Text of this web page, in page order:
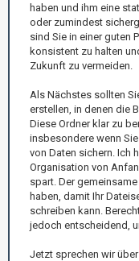
haben und ihm eine
oder zumindest
sind Sie in einer guten
konsistent zu halten
Zukunft zu vermeiden.
Als Nächstes sollten
erstellen, in denen die
Diese Ordner klar zu
insbesondere wenn
von Daten sichern. Ich
Organisation von
spart. Der
haben, damit Ihr
schreiben kann.
jedoch entscheidend,
Jetzt sprechen wir